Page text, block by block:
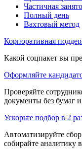
Частичная
Полный день
Вахтовый метод
Корпоративная
Какой соцпакет вы
Оформляйте
Проверяйте
документы без бумаг
Ускорьте подбор в 2
Автоматизируйте
собирайте аналитику